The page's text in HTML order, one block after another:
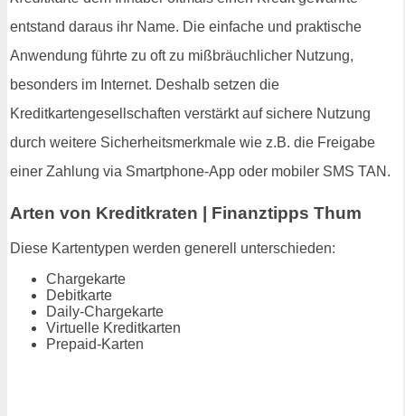
entstand daraus ihr Name. Die einfache und praktische
Anwendung führte zu oft zu mißbräuchlicher Nutzung,
besonders im Internet. Deshalb setzen die
Kreditkartengesellschaften verstärkt auf sichere Nutzung
durch weitere Sicherheitsmerkmale wie z.B. die Freigabe
einer Zahlung via Smartphone-App oder mobiler SMS TAN.
Arten von Kreditkraten | Finanztipps Thum
Diese Kartentypen werden generell unterschieden:
Chargekarte
Debitkarte
Daily-Chargekarte
Virtuelle Kreditkarten
Prepaid-Karten